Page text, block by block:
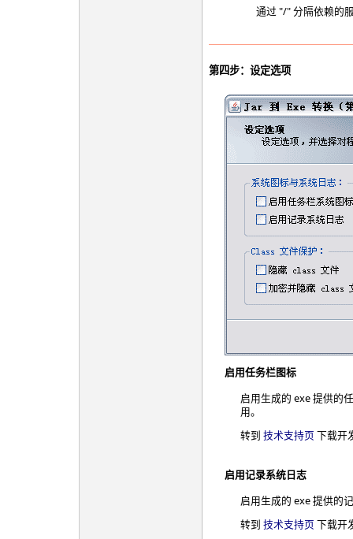
通过 "/" 分隔依赖的
第四步：设定选项
启用任务栏图标
启用生成的 exe 提供的
用。
转到 技术支持页 下载开
启用记录系统日志
启用生成的 exe 提供的
转到 技术支持页 下载开